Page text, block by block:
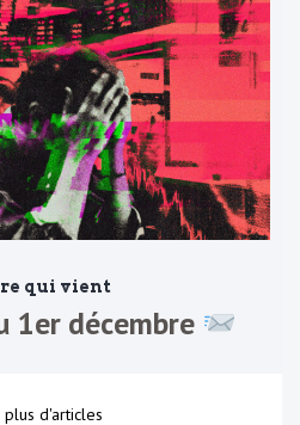
qui vient
1er décembre
d'articles